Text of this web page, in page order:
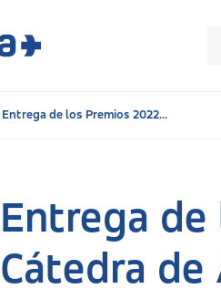
Entrega de los Premios 2022...
Entrega de
Cátedra